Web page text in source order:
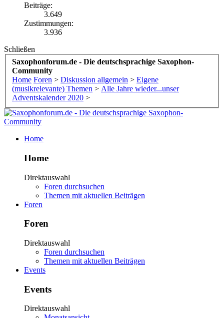
Beiträge:
3.649
Zustimmungen:
3.936
Schließen
Saxophonforum.de - Die deutschsprachige Saxophon-
Community
Home Foren > Diskussion allgemein > Eigene
(musikrelevante) Themen > Alle Jahre wieder...unser
Adventskalender 2020 >
Home
Home
Direktauswahl
Foren durchsuchen
Themen mit aktuellen Beiträgen
Foren
Foren
Direktauswahl
Foren durchsuchen
Themen mit aktuellen Beiträgen
Events
Events
Direktauswahl